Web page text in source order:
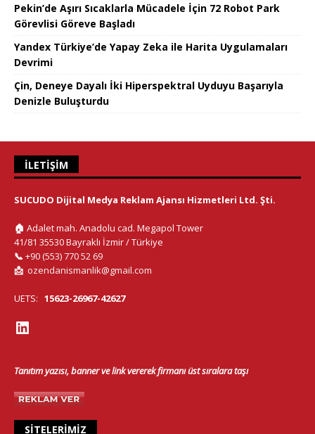
Pekin’de Aşırı Sıcaklarla Mücadele İçin 72 Robot Park
Görevlisi Göreve Başladı
Yandex Türkiye’de Yapay Zeka ile Harita Uygulamaları
Devrimi
Çin, Deneye Dayalı İki Hiperspektral Uyduyu Başarıyla
Denizle Buluşturdu
İLETIŞIM
SUCUDO Dijital Medya Reklam Ajansı Hizmetleri Ltd. Şti.
🏠 Adalet mah. Anadolu cad. Megapol Tower
41/81 35530 Bayraklı İzmir / Türkiye
📞 +90 (553) 770 52 69
📩 ozendanismanlik@gmail.com
UETS: 15623-26967-42627
Tanıtım yazısı, banner ve link vererek firmanı üst sıralara taşı
SITELERIMIZ